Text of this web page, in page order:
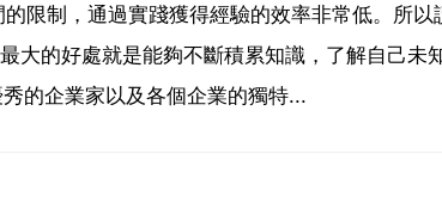
限制，通過實踐獲得經驗的效率非常低。所以
大的好處就是能夠不斷積累知識，了解自己未
的企業家以及各個企業的獨特...